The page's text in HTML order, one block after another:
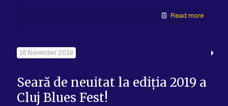
Read more
16 November 2019
Seară de neuitat la ediția 2019 a
Cluj Blues Fest!